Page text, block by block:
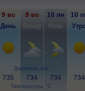
Давление, мм
Температура, °C
9 вс 9 вс 10 пн 10
День Вечер Ночь
735 734 734 734